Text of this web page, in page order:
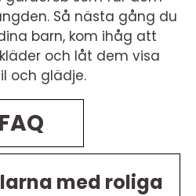
Så nästa gång du
barn, kom ihåg att
och låt dem visa
och glädje.
FAQ
med roliga